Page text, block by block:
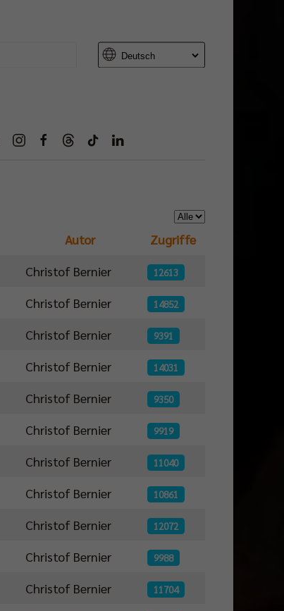
Anzeige #
Autor
Zugriffe
Christof Bernier 12613
Christof Bernier 14852
Christof Bernier 9391
Christof Bernier 14031
Christof Bernier 9350
Christof Bernier 9919
Christof Bernier 11040
Christof Bernier 10861
Christof Bernier 12072
Christof Bernier 9988
Christof Bernier 11704